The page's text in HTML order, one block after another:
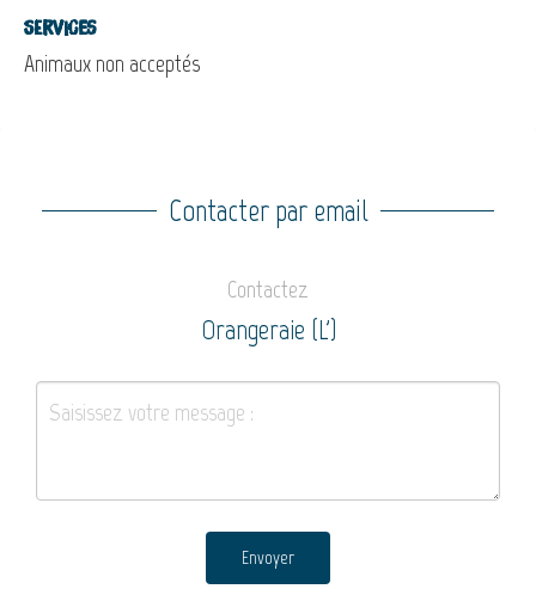
Services
Animaux non acceptés
Contacter par email
Contactez
Orangeraie (L')
Envoyer